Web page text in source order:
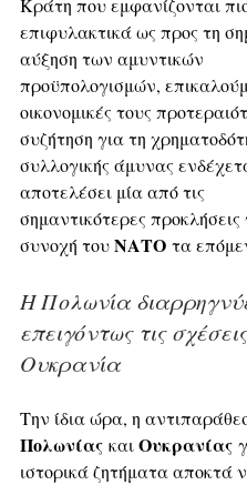
Κράτη που εμφανίζονται
επιφυλακτικά ως προς τη
αύξηση των αμυντικών
προϋπολογισμών,
οικονομικές τους
συζήτηση για τη
συλλογικής άμυνας
αποτελέσει μία από τις
σημαντικότερες προκλήσεις
συνοχή του ΝΑΤΟ τα
Η Πολωνία
επειγόντως τις
Ουκρανία
Την ίδια ώρα, η
Πολωνίας και Ουκρανίας
ιστορικά ζητήματα αποκτά